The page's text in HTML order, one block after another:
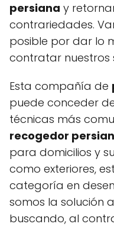
persiana y
contrariedades.
posible por dar lo
contratar nuestros
Esta compañía de
puede conceder
técnicas más
recogedor
para domicilios y
como exteriores,
categoría en
somos la solución
buscando, al